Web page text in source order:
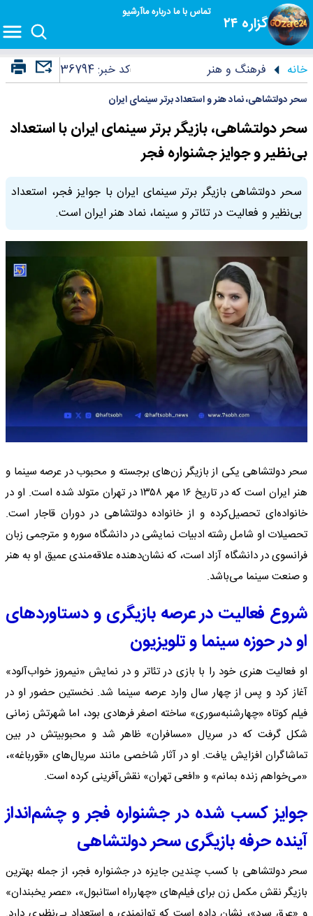
گزاره ۲۴
تماس با مادرباره ماآرشیو
خانه فرهنگ و هنر کد خبر:36794
سحر دولتشاهی، نماد هنر و استعداد برتر سینمای ایران
سحر دولتشاهی، بازیگر برتر سینمای ایران با استعداد
بی‌نظیر و جوایز جشنواره فجر
سحر دولتشاهی بازیگر برتر سینمای ایران با جوایز فجر، استعداد
بی‌نظیر و فعالیت در تئاتر و سینما، نماد هنر ایران است.
سحر دولتشاهی یکی از بازیگر زن‌های برجسته و محبوب در عرصه سینما و
هنر ایران است که در تاریخ ۱۶ مهر ۱۳۵۸ در تهران متولد شده است. او در
خانواده‌ای تحصیل‌کرده و از خانواده دولتشاهی در دوران قاجار است.
تحصیلات او شامل رشته ادبیات نمایشی در دانشگاه سوره و مترجمی زبان
فرانسوی در دانشگاه آزاد است، که نشان‌دهنده علاقه‌مندی عمیق او به هنر
و صنعت سینما می‌باشد.
شروع فعالیت در عرصه بازیگری و دستاوردهای
او در حوزه سینما و تلویزیون
او فعالیت هنری خود را با بازی در تئاتر و در نمایش «نیمروز خواب‌آلود»
آغاز کرد و پس از چهار سال وارد عرصه سینما شد. نخستین حضور او در
فیلم کوتاه «چهارشنبه‌سوری» ساخته اصغر فرهادی بود، اما شهرتش زمانی
شکل گرفت که در سریال «مسافران» ظاهر شد و محبوبیتش در بین
تماشاگران افزایش یافت. او در آثار شاخصی مانند سریال‌های «قورباغه»،
«می‌خواهم زنده بمانم» و «افعی تهران» نقش‌آفرینی کرده است.
جوایز کسب شده در جشنواره فجر و چشم‌انداز
آینده حرفه بازیگری سحر دولتشاهی
سحر دولتشاهی با کسب چندین جایزه در جشنواره فجر، از جمله بهترین
بازیگر نقش مکمل زن برای فیلم‌های «چهارراه استانبول»، «عصر یخبندان»